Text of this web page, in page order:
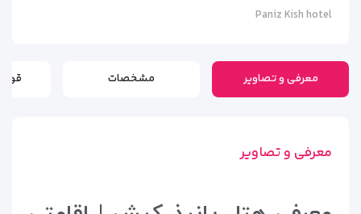
Paniz Kish hotel
معرفی و تصاویر مشخصات
معرفی و تصاویر